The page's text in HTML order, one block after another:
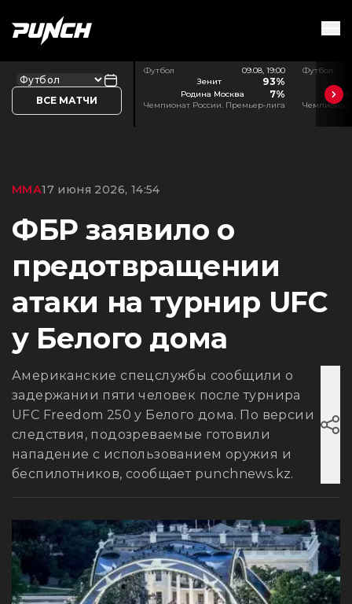
ВСЕ МАТЧИ
Футбол
09.08, 19:00
Зенит
93%
Родина Москва 7%
Чемпионат России. Премьер-лига
Футбол
Чемпионат
ММА17 июня 2026, 14:54
ФБР заявило о
предотвращении
атаки на турнир UFC
у Белого дома
Американские спецслужбы сообщили о
задержании пяти человек после турнира
UFC Freedom 250 у Белого дома. По версии
следствия, подозреваемые готовили
нападение с использованием оружия и
беспилотников, сообщает punchnews.kz.